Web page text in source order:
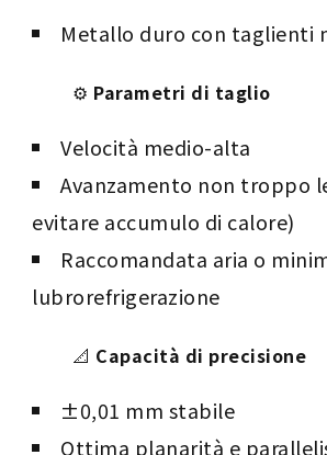
Metallo duro con taglienti
⚙️ Parametri di taglio
Velocità medio-alta
Avanzamento non troppo
evitare accumulo di calore)
Raccomandata aria o
lubrorefrigerazione
📐 Capacità di precisione
±0,01 mm stabile
Ottima planarità e